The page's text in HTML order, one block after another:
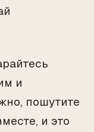
и
пошутите
и это